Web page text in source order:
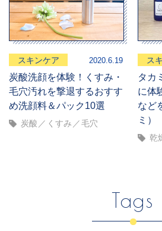
スキンケア 2020.6.19
炭酸洗顔を体験！くすみ・
毛穴汚れを撃退するおすす
め洗顔料＆パック10選
炭酸 くすみ 毛穴
ス
タカ
に体
など
ミ）
乾
Tags